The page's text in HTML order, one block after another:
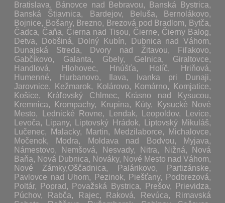
Bratislava, Bánovce nad Bebravou, Banská Bystrica,
Banská Štiavnica, Bardejov, Beluša, Bernolákovo,
Bojnice, Bošany, Brezno, Brezová pod Bradlom, Bytča,
Čadca, Čaňa, Čierna nad Tisou, Čierne, Čierny Balog,
Detva, Dobšiná, Dolný Kubín, Dubnica nad Váhom,
Dunajská Streda, Dvory nad Žitavou, Fiľakovo,
Gabčíkovo, Galanta, Gbely, Gelnica, Giraltovce,
Handlová, Hlohovec, Hnúšťa, Holíč, Hriňová,
Humenné, Hurbanovo, Ilava, Ivanka pri Dunaji,
Jarovnice, Kežmarok, Kolárovo, Komárno, Komjatice,
Košice, Kráľovský Chlmec, Krásno nad Kysucou,
Kremnica, Krompachy, Krupina, Kúty, Kysucké Nové
Mesto, Lednické Rovne, Lendak, Leopoldov, Levice,
Levoča, Lipany, Liptovský Hrádok, Liptovský Mikuláš,
Lučenec, Malacky, Martin, Medzilaborce, Michalovce,
Močenok, Modra, Moldava nad Bodvou, Myjava,
Námestovo, Nemšová, Nesvady, Nitra, Nižná, Nová
Baňa, Nová Dubnica, Nováky, Nové Mesto nad Váhom,
Nové Zámky,Oščadnica, Palárikovo, Partizánske,
Pavlovce nad Uhom, Pezinok, Piešťany, Podbrezová,
Poltár, Poprad, Považská Bystrica, Prešov, Prievidza,
Púchov, Rabča, Rajec, Raková, Revúca, Rimavská